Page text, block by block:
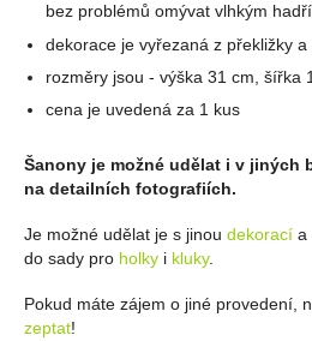
bez problémů omývat vlhkým
dekorace je vyřezaná z překližky
rozměry jsou - výška 31 cm, šířka
cena je uvedená za 1 kus
Šanony je možné udělat i v jiných
na detailních fotografiích.
Je možné udělat je s jinou dekorací a
do sady pro holky i kluky.
Pokud máte zájem o jiné provedení,
zeptat!